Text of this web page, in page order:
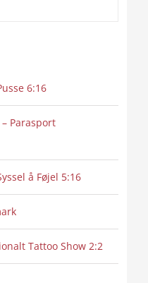
6:16
Parasport
å Føjel 5:16
Tattoo Show 2:2